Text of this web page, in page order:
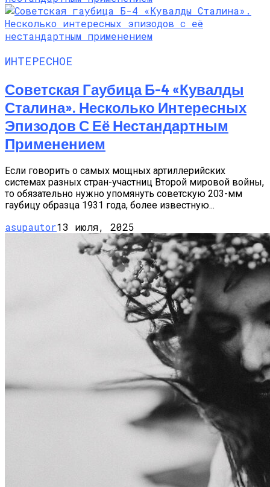
ИНТЕРЕСНОЕ
Советская Гаубица Б-4 «Кувалды
Сталина». Несколько Интересных
Эпизодов С Её Нестандартным
Применением
Если говорить о самых мощных артиллерийских
системах разных стран-участниц Второй мировой войны,
то обязательно нужно упомянуть советскую 203-мм
гаубицу образца 1931 года, более известную...
asupautor13 июля, 2025